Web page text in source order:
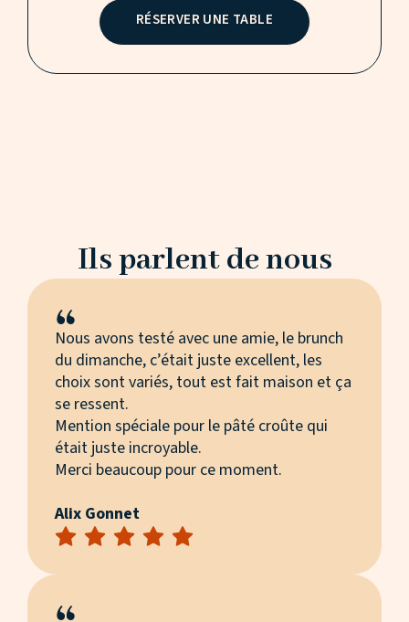
RÉSERVER UNE TABLE
Ils parlent de nous
Nous avons testé avec une amie, le brunch
du dimanche, c’était juste excellent, les
choix sont variés, tout est fait maison et ça
se ressent.
Mention spéciale pour le pâté croûte qui
était juste incroyable.
Merci beaucoup pour ce moment.
Alix Gonnet